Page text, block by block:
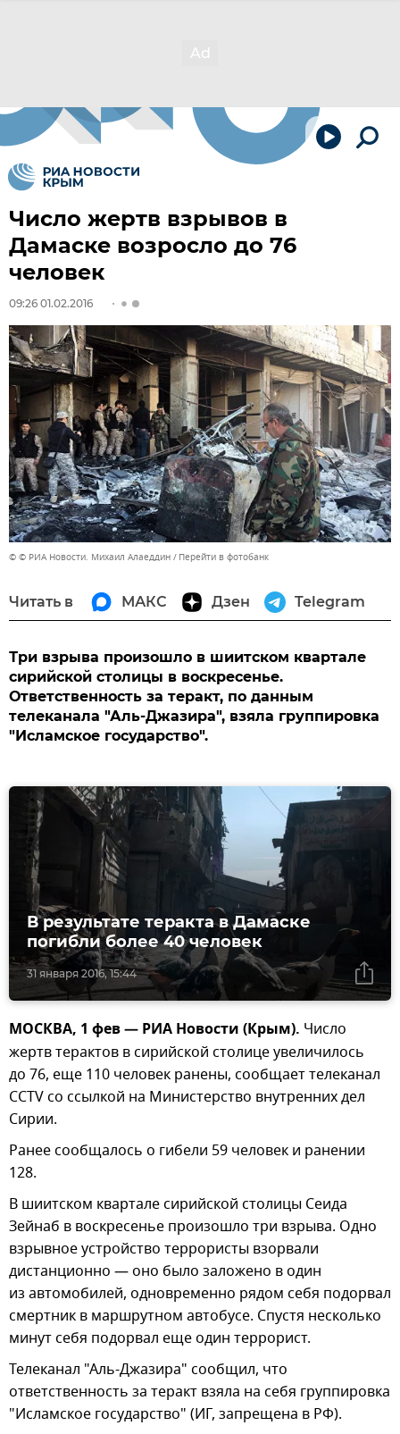
Число жертв взрывов в
Дамаске возросло до 76
человек
09:26 01.02.2016
© © РИА Новости. Михаил Алаеддин Перейти в фотобанк
Читать в МАКС Дзен Telegram
Три взрыва произошло в шиитском квартале
сирийской столицы в воскресенье.
Ответственность за теракт, по данным
телеканала "Аль-Джазира", взяла группировка
"Исламское государство".
31 января 2016, 15:44
В результате теракта в Дамаске
погибли более 40 человек
МОСКВА, 1 фев — РИА Новости (Крым). Число
жертв терактов в сирийской столице увеличилось
до 76, еще 110 человек ранены, сообщает телеканал
CCTV со ссылкой на Министерство внутренних дел
Сирии.
Ранее сообщалось о гибели 59 человек и ранении
128.
В шиитском квартале сирийской столицы Сеида
Зейнаб в воскресенье произошло три взрыва. Одно
взрывное устройство террористы взорвали
дистанционно — оно было заложено в один
из автомобилей, одновременно рядом себя подорвал
смертник в маршрутном автобусе. Спустя несколько
минут себя подорвал еще один террорист.
Телеканал "Аль-Джазира" сообщил, что
ответственность за теракт взяла на себя группировка
"Исламское государство" (ИГ, запрещена в РФ).